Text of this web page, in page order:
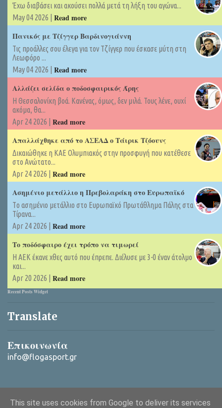
Έχω διαβάσει και ακούσει πολλά μετά τη λήξη του αγώνα...
May 04 2026 | Read more
Πανικός με Τζίγγερ Βαρδινογιάννη
Τις προάλλες σου έλεγα για τον Τζίγγερ που έσκασε μύτη στη
Λεωφόρο ...
May 04 2026 | Read more
Αλλάζει σελίδα ο ποδοσφαιρικός Άρης
Η Θεσσαλονίκη βοά. Κανένας, όμως, δεν μιλά. Τους λένε, ουχί
ακόμα, θα...
Apr 24 2026 | Read more
Απαλλάχθηκε από το ΑΣΕΑΔ ο Τάιρικ Τζόουνς
Δικαιώθηκε η ΚΑΕ Ολυμπιακός στην προσφυγή που κατέθεσε
στο Ανώτατο...
Apr 24 2026 | Read more
Ασημένιο μετάλλιο η Πρεβολαράκη στο Ευρωπαϊκό
Tο ασημένιο μετάλλιο στο Ευρωπαϊκό Πρωτάθλημα Πάλης στα
Τίρανα...
Apr 24 2026 | Read more
Το ποδόσφαιρο έχει τρόπο να τιμωρεί
Η ΑΕΚ έκανε χθες αυτό που έπρεπε. Διέλυσε με 3-0 έναν άτολμο
και...
Apr 20 2026 | Read more
Recent Posts Widget
Translate
Επικοινωνία
info@flogasport.gr
This site uses cookies from Google to deliver its services